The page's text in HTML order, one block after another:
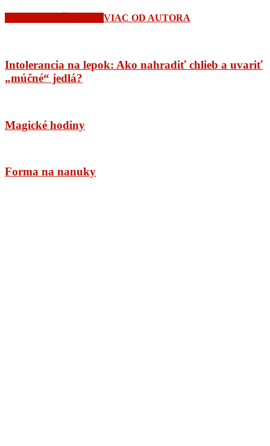
VIAC OD AUTORA
Intolerancia na lepok: Ako nahradiť chlieb a uvariť
„múčné“ jedlá?
Magické hodiny
Forma na nanuky